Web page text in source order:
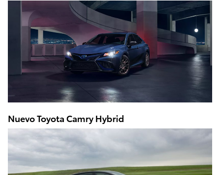
Nuevo Toyota Camry Hybrid